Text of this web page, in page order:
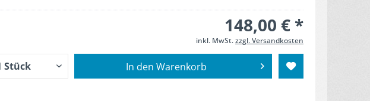
148,00 € *
inkl. MwSt.zzgl. Versandkosten
In den Warenkorb